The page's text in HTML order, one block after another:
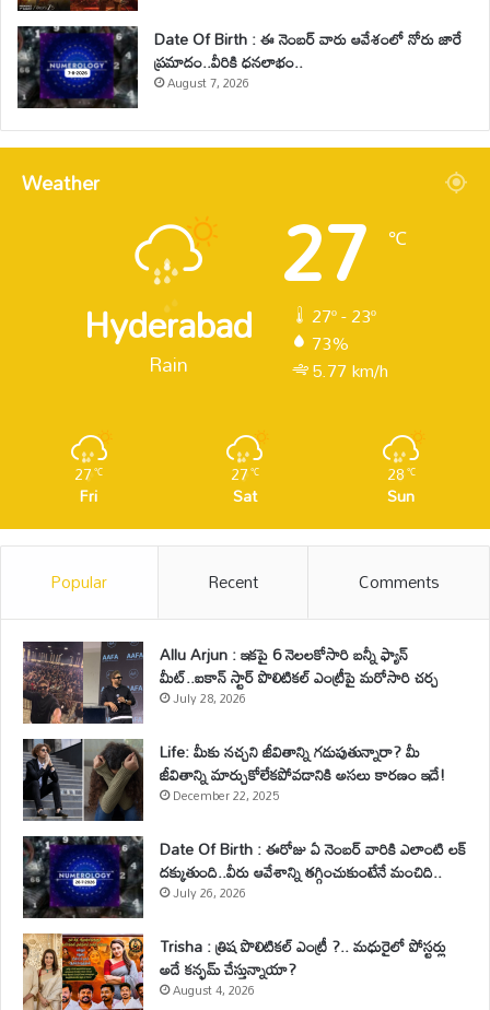
Date Of Birth : ఈ నెంబర్ వారు ఆవేశంలో నోరు జారే
ప్రమాదం..వీరికి ధనలాభం..
August 7, 2026
Weather
Hyderabad
Rain
27 ℃
27º - 23º
73%
5.77 km/h
27℃
Fri
27℃
Sat
28℃
Sun
Popular Recent Comments
Allu Arjun : ఇకపై 6 నెలలకోసారి బన్నీ ఫ్యాన్
మీట్..ఐకాన్ స్టార్ పొలిటికల్ ఎంట్రీపై మరోసారి చర్చ
July 28, 2026
Life: మీకు నచ్చని జీవితాన్ని గడుపుతున్నారా? మీ
జీవితాన్ని మార్చుకోలేకపోవడానికి అసలు కారణం ఇదే!
December 22, 2025
Date Of Birth : ఈరోజు ఏ నెంబర్ వారికి ఎలాంటి లక్
దక్కుతుంది..వీరు ఆవేశాన్ని తగ్గించుకుంటేనే మంచిది..
July 26, 2026
Trisha : త్రిష పొలిటికల్ ఎంట్రీ ?.. మధురైలో పోస్టర్లు
అదే కన్ఫమ్ చేస్తున్నాయా?
August 4, 2026